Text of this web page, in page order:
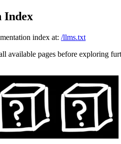
Index
index at: /llms.txt
available pages before exploring